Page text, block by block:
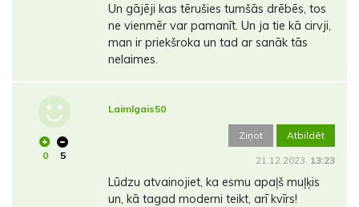
Un gājēji kas tērušies tumšās drēbēs, tos
ne vienmēr var pamanīt. Un ja tie kā cirvji,
man ir priekšroka un tad ar sanāk tās
nelaimes.
0 5
Laimīgais50
Ziņot Atbildēt
21.12.2023. 13:23
Lūdzu atvainojiet, ka esmu apaļš muļķis
un, kā tagad moderni teikt, arī kvīrs!